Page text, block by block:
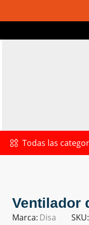
Todas las
Ventilador
Marca: Disa SKU: